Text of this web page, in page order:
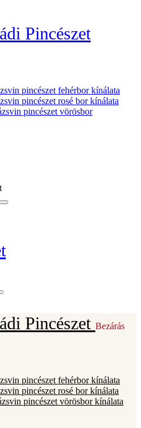
pincészet fehérbor kínálata
pincészet rosé bor kínálata
pincészet vörösbor
Bezárás
pincészet fehérbor kínálata
pincészet rosé bor kínálata
pincészet vörösbor kínálata